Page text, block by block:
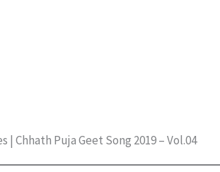
| Chhath Puja Geet Song 2019 – Vol.04